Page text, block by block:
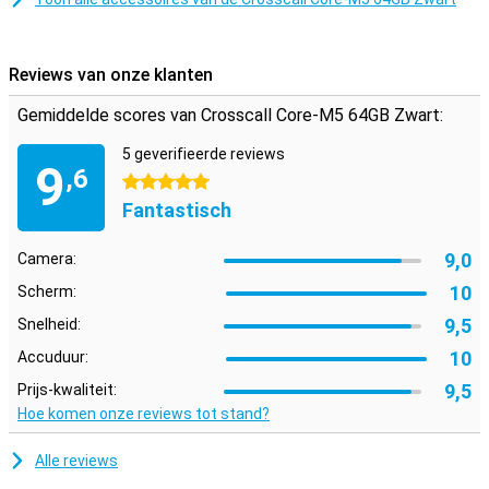
Reviews van onze klanten
Gemiddelde scores van Crosscall Core-M5 64GB Zwart:
9,6
5 geverifieerde reviews
5 sterren
Fantastisch
Camera: 9,0
Scherm: 10
Snelheid: 9,5
Accuduur: 10
Prijs-kwaliteit: 9,5
Hoe komen onze reviews tot stand?
Alle reviews